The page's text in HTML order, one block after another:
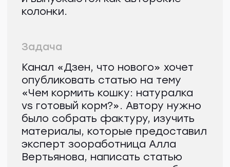
кошки считается специально
конкретно для нее, ни в коем
случае не
с «человеческого» стола.
Фото сfreepik.com
Весомый минус
натурального питания —
трудоемкость
приготовления, наличие
места для хранения,